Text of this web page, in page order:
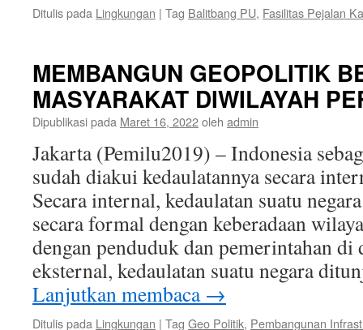
Ditulis pada Lingkungan | Tag Balitbang PU, Fasilitas Pejalan
MEMBANGUN GEOPOLITIK
MASYARAKAT DIWILAYAH
Dipublikasi pada Maret 16, 2022oleh admin
Jakarta (Pemilu2019) – Indonesia
sudah diakui kedaulatannya secara
Secara internal, kedaulatan suatu
secara formal dengan keberadaan
dengan penduduk dan pemerintahan di
eksternal, kedaulatan suatu negara
Lanjutkan membaca →
Ditulis pada Lingkungan | Tag Geo Politik, Pembangunan